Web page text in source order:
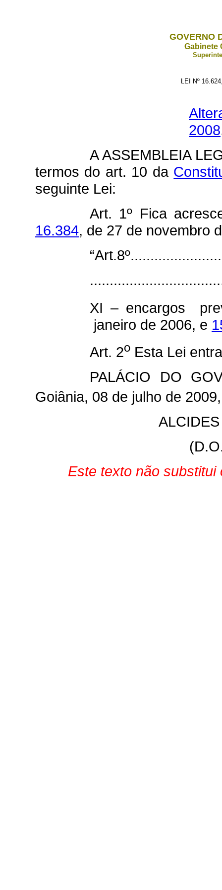
GOVERNO
Gabinete
LEI Nº
2008
A ASSEMBLEIA
termos do art. 10 da
seguinte Lei:
Art. 1º Fica
16.384, de 27 de novembro
XI – encargos
janeiro de 2006, e
Art. 2o Esta Lei
PALÁCIO DO
Goiânia, 08 de julho de
Este texto não